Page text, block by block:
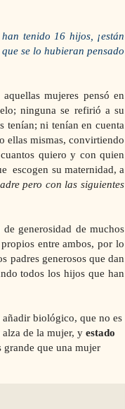
tenido 16 hijos, ¡están
se lo hubieran pensado
mujeres pensó en
ninguna se refirió a su
tenían; ni tenían en cuenta
ellas mismas, convirtiendo
quiero y con quien
escogen su maternidad, a
pero con las siguientes
generosidad de muchos
entre ambos, por lo
padres generosos que dan
todos los hijos que han
añadir biológico, que no es
de la mujer, y estado
que una mujer